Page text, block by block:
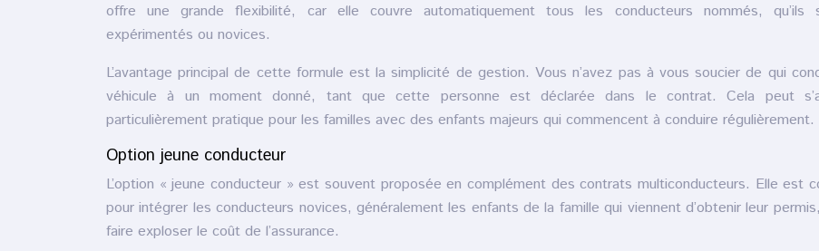
offre une grande flexibilité, car elle couvre automatiquement tous les conducteurs nommés, qu’ils
expérimentés ou novices.
L’avantage principal de cette formule est la simplicité de gestion. Vous n’avez pas à vous soucier de qui
véhicule à un moment donné, tant que cette personne est déclarée dans le contrat. Cela peut
particulièrement pratique pour les familles avec des enfants majeurs qui commencent à conduire régulièrement.
Option jeune conducteur
L’option « jeune conducteur » est souvent proposée en complément des contrats multiconducteurs. Elle est
pour intégrer les conducteurs novices, généralement les enfants de la famille qui viennent d’obtenir leur
faire exploser le coût de l’assurance.